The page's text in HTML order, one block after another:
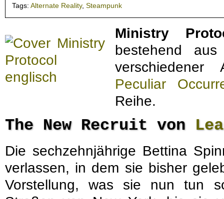
Tags: Alternate Reality, Steampunk
Ministry
bestehend aus
Peculiar
Reihe.
The New Recruit von
Die sechzehnjährige Bettina
verlassen, in dem sie bisher
Vorstellung, was sie nun tun